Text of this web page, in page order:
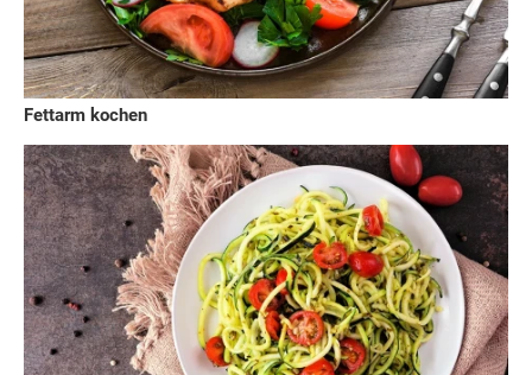
Fettarm kochen